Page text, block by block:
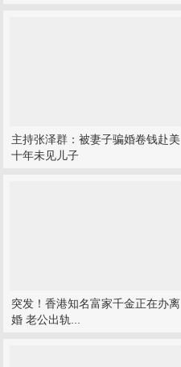
主持张泽群：被妻子骗婚卷钱赴美
十年未见儿子
突发！香港知名富家千金正在办离
婚 老公出轨...